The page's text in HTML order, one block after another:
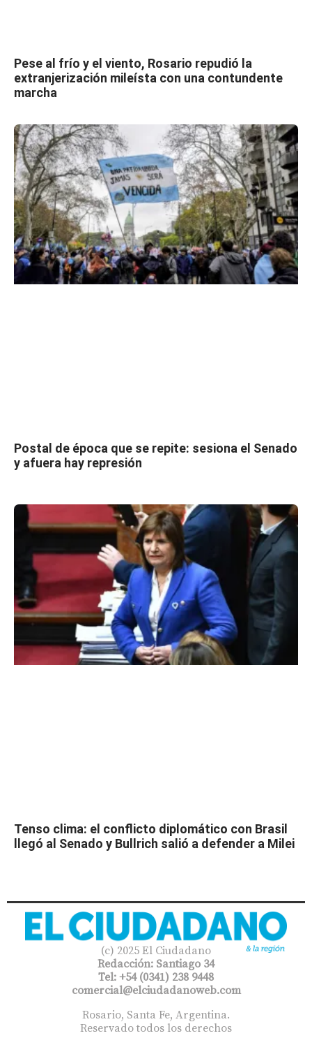
Pese al frío y el viento, Rosario repudió la
extranjerización mileísta con una contundente
marcha
Postal de época que se repite: sesiona el Senado
y afuera hay represión
Tenso clima: el conflicto diplomático con Brasil
llegó al Senado y Bullrich salió a defender a Milei
(c) 2025 El Ciudadano
Redacción: Santiago 34
Tel: +54 (0341) 238 9448
comercial@elciudadanoweb.com​
Rosario, Santa Fe, Argentina.
Reservado todos los derechos